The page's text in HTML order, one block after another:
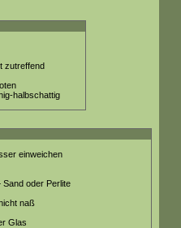
zutreffend
halbschattig
einweichen
Sand oder Perlite
naß
Glas